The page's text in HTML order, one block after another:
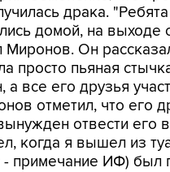
драка.
домой, на выходе
Миронов. Он
просто пьяная
все его друзья
отметил, что его
отвести его
когда я вышел из
примечание ИФ) был